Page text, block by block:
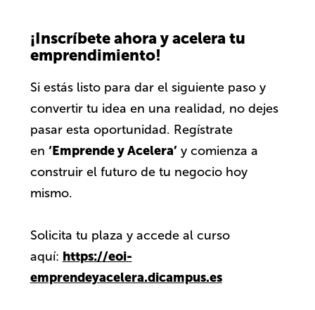
¡Inscríbete ahora y acelera tu
emprendimiento!
Si estás listo para dar el siguiente paso y
convertir tu idea en una realidad, no dejes
pasar esta oportunidad. Regístrate
en ‘Emprende y Acelera’y comienza a
construir el futuro de tu negocio hoy
mismo.
Solicita tu plaza y accede al curso
aquí: https://eoi-
emprendeyacelera.dicampus.es